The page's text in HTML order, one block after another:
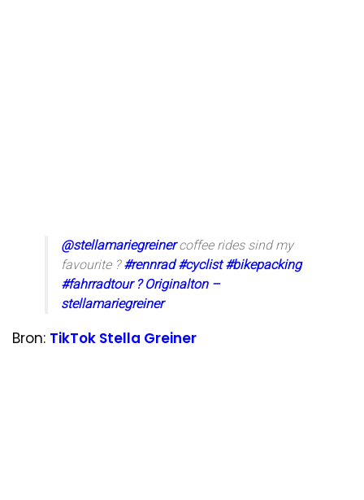
@stellamariegreinercoffee rides sind my
favourite ?#rennrad #cyclist #bikepacking
#fahrradtour ? Originalton –
stellamariegreiner
Bron: TikTok Stella Greiner